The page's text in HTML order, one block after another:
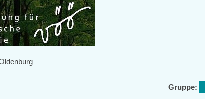
Gruppe: